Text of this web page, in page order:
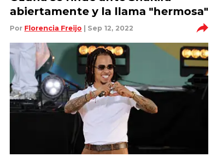
abiertamente y la llama "hermosa"
Por Florencia Freijo | Sep 12, 2022